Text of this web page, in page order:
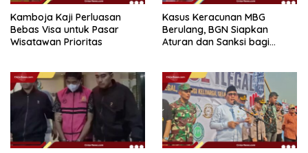
Kamboja Kaji Perluasan
Bebas Visa untuk Pasar
Wisatawan Prioritas
Kasus Keracunan MBG
Berulang, BGN Siapkan
Aturan dan Sanksi bagi